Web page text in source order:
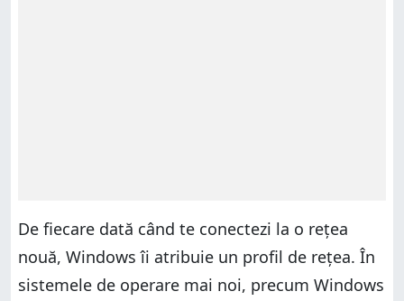
De fiecare dată când te conectezi la o rețea
nouă, Windows îi atribuie un profil de rețea. În
sistemele de operare mai noi, precum Windows